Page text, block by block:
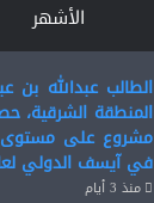
الأشهر
الطالب عبدالله بن
المنطقة
في آيسف الدولي لعام
منذ 3 أيام